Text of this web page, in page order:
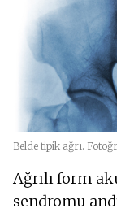
Belde tipik ağrı.
Ağrılı form
sendromu